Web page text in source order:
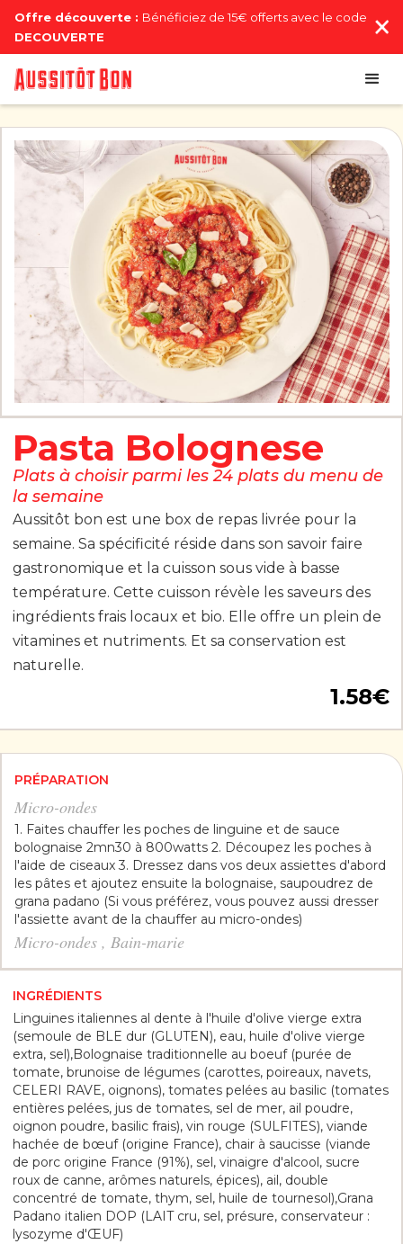
Offre découverte : Bénéficiez de 15€ offerts avec le code
DECOUVERTE
Pasta Bolognese
Plats à choisir parmi les 24 plats du menu de
la semaine
Aussitôt bon est une box de repas livrée pour la
semaine. Sa spécificité réside dans son savoir faire
gastronomique et la cuisson sous vide à basse
température. Cette cuisson révèle les saveurs des
ingrédients frais locaux et bio. Elle offre un plein de
vitamines et nutriments. Et sa conservation est
naturelle.
1.58€
PRÉPARATION
Micro-ondes
1. Faites chauffer les poches de linguine et de sauce
bolognaise 2mn30 à 800watts 2. Découpez les poches à
l'aide de ciseaux 3. Dressez dans vos deux assiettes d'abord
les pâtes et ajoutez ensuite la bolognaise, saupoudrez de
grana padano (Si vous préférez, vous pouvez aussi dresser
l'assiette avant de la chauffer au micro-ondes)
Micro-ondes , Bain-marie
INGRÉDIENTS
Linguines italiennes al dente à l'huile d'olive vierge extra
(semoule de BLE dur (GLUTEN), eau, huile d'olive vierge
extra, sel),Bolognaise traditionnelle au boeuf (purée de
tomate, brunoise de légumes (carottes, poireaux, navets,
CELERI RAVE, oignons), tomates pelées au basilic (tomates
entières pelées, jus de tomates, sel de mer, ail poudre,
oignon poudre, basilic frais), vin rouge (SULFITES), viande
hachée de bœuf (origine France), chair à saucisse (viande
de porc origine France (91%), sel, vinaigre d'alcool, sucre
roux de canne, arômes naturels, épices), ail, double
concentré de tomate, thym, sel, huile de tournesol),Grana
Padano italien DOP (LAIT cru, sel, présure, conservateur :
lysozyme d'ŒUF)